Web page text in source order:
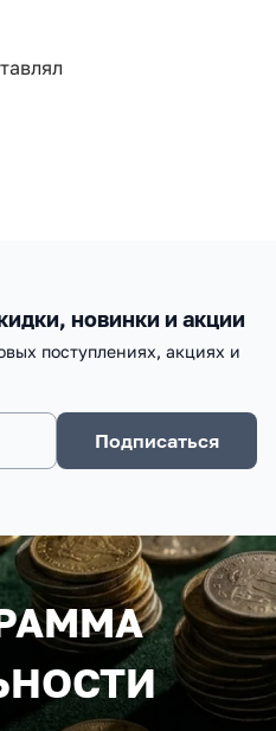
новинки и акции
поступлениях, акциях и
Подписаться